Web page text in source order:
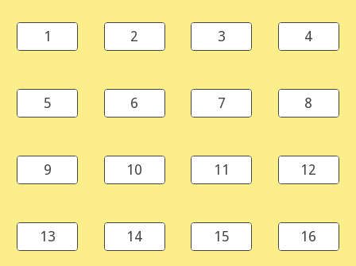
1 2 3 4
5 6 7 8
9 10 11 12
13 14 15 16